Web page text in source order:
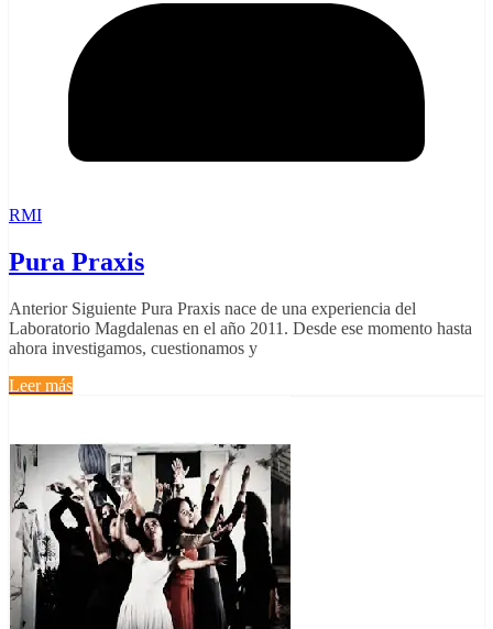
RMI
Pura Praxis
Anterior Siguiente Pura Praxis nace de una experiencia del
Laboratorio Magdalenas en el año 2011. Desde ese momento hasta
ahora investigamos, cuestionamos y
Leer más